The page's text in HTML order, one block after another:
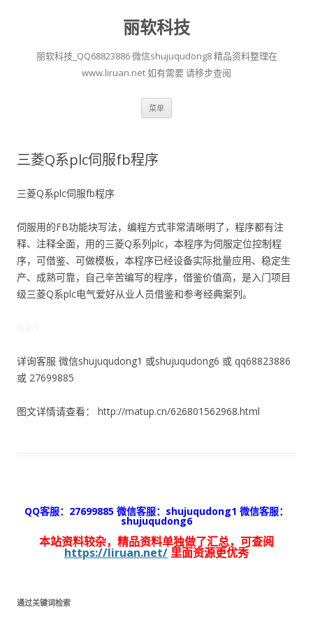
丽软科技
丽软科技_QQ68823886 微信shujuqudong8 精品资料整理在
www.liruan.net 如有需要 请移步查阅
菜单
三菱Q系plc伺服fb程序
三菱Q系plc伺服fb程序
伺服用的FB功能块写法，编程方式非常清晰明了，程序都有注
释、注释全面，用的三菱Q系列plc，本程序为伺服定位控制程
序，可借鉴、可做模板，本程序已经设备实际批量应用、稳定生
产、成熟可靠，自己辛苦编写的程序，借鉴价值高，是入门项目
级三菱Q系plc电气爱好从业人员借鉴和参考经典案列。
ID:875
详询客服 微信shujuqudong1 或shujuqudong6 或 qq68823886
或 27699885
图文详情请查看： http://matup.cn/626801562968.html
QQ客服：27699885 微信客服：shujuqudong1 微信客服：
shujuqudong6
本站资料较杂，精品资料单独做了汇总，可查阅
https://liruan.net/ 里面资源更优秀
通过关键词检索